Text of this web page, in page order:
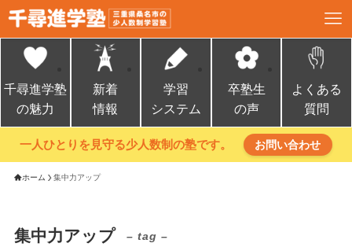
千尋進学塾
の魅力
新着
情報
学習
システム
卒塾生
の声
よくある
質問
一人ひとりを見守る少人数制の塾です。 お問い合わせ
ホーム 集中力アップ
集中力アップ – tag –